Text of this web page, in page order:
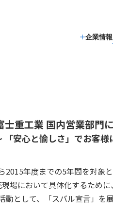
企業情報
士重工業 国内営業部門
「安心と愉しさ」でお客
2015年度までの5年間を対
場において具体化するため
として、「スバル宣言」を展